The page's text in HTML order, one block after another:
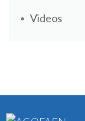
Videos